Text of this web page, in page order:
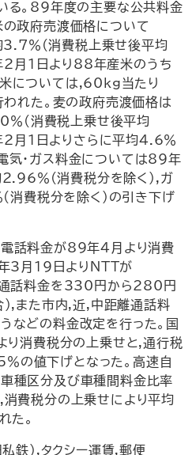
る。89年度の主要な公共料金
政府売渡価格について
％(消費税上乗せ後平均
月1日より88年産米のうち
については,60kg当たり
れた。麦の政府売渡価格は
(消費税上乗せ後平均
月1日よりさらに平均4.6％
気・ガス料金については89年
％(消費税分を除く),ガ
費税分を除く)の引き下げ
話料金が89年4月より消費
3月19日よりNTTが
話料金を330円から280円
また市内,近,中距離通話料
などの料金改定を行った。国
消費税分の上乗せと,通行税
の値下げとなった。高速自
種区分及び車種間料金比率
費税分の上乗せにより平均
た。
鉄),タクシー運賃,郵便